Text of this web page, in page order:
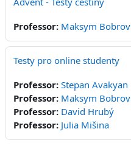
Professor: Maksym Bobrov
Testy pro online studenty
Professor: Stepan Avakyan
Professor: Maksym Bobrov
Professor: David Hrubý
Professor: Julia Mišina